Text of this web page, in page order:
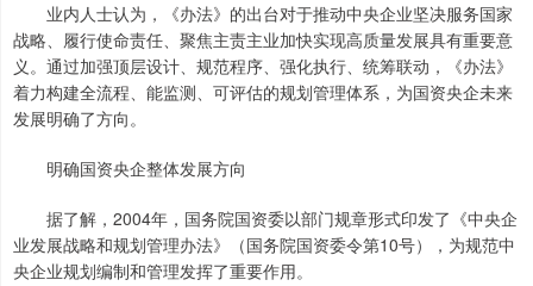
业内人士认为，《办法》的出台对于推动中央企业坚决服务国家
战略、履行使命责任、聚焦主责主业加快实现高质量发展具有重要意
义。通过加强顶层设计、规范程序、强化执行、统筹联动，《办法》
着力构建全流程、能监测、可评估的规划管理体系，为国资央企未来
发展明确了方向。
明确国资央企整体发展方向
据了解，2004年，国务院国资委以部门规章形式印发了《中央企
业发展战略和规划管理办法》（国务院国资委令第10号），为规范中
央企业规划编制和管理发挥了重要作用。